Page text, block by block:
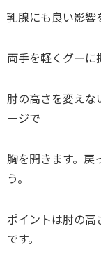
乳腺にも良い影響
両手を軽くグーに
肘の高さを変えな
ージで
胸を開きます。戻
う。
ポイントは肘の
です。